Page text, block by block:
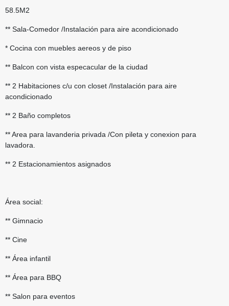
58.5M2
** Sala-Comedor /Instalación para aire acondicionado
* Cocina con muebles aereos y de piso
** Balcon con vista especacular de la ciudad
** 2 Habitaciones c/u con closet /Instalación para aire
acondicionado
** 2 Baño completos
** Area para lavanderia privada /Con pileta y conexion para
lavadora.
** 2 Estacionamientos asignados
Área social:
** Gimnacio
** Cine
** Área infantil
** Área para BBQ
** Salon para eventos